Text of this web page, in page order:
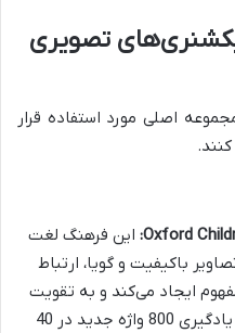
تصویری
اصلی مورد استفاده قرار
Oxford این فرهنگ لغت
باکیفیت و گویا، ارتباط
ایجاد می‌کند و به تقویت
حافظه تصویری و تسریع یادگیری 800 واژه جدید در 40